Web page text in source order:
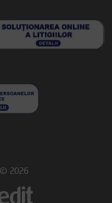
2026